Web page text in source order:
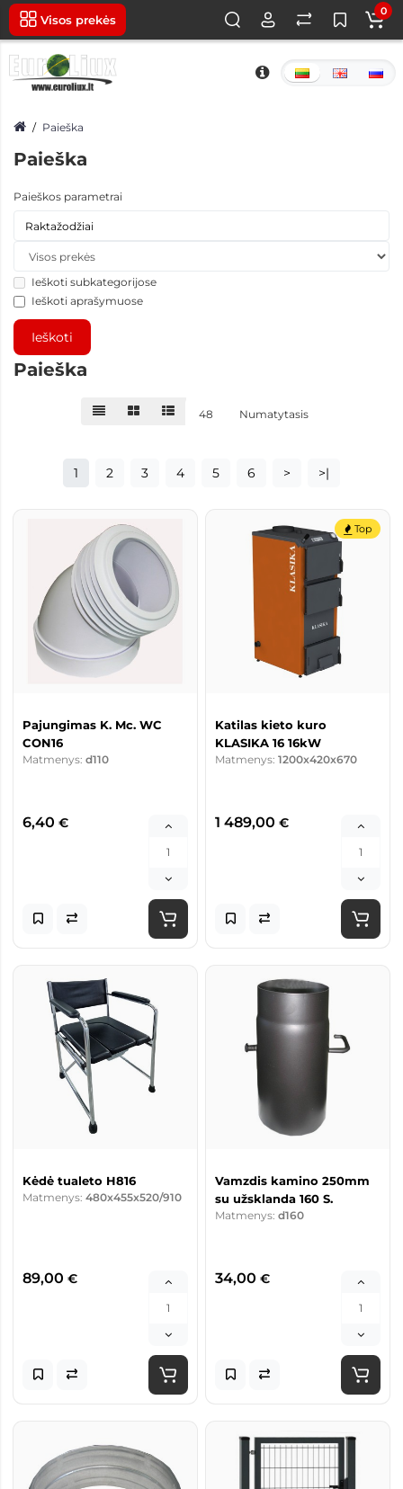
Visos prekės
0
Paieška
Paieška
Paieškos parametrai
Ieškoti subkategorijose
Ieškoti aprašymuose
Paieška
48 Numatytasis
1 2 3 4 5 6 > >|
Pajungimas K. Mc. WC
CON16
Matmenys: d110
6,40 €
Top
Katilas kieto kuro
KLASIKA 16 16kW
Matmenys: 1200x420x670
1 489,00 €
Kėdė tualeto H816
Matmenys: 480x455x520/910
89,00 €
Vamzdis kamino 250mm
su užsklanda 160 S.
Matmenys: d160
34,00 €